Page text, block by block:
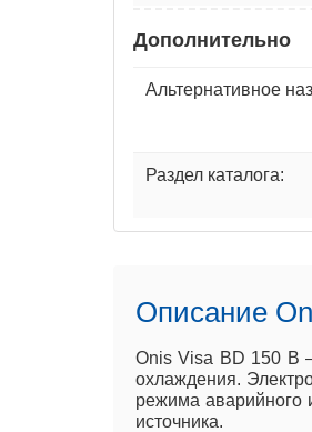
Дополнительно
Альтернативное
Раздел каталога:
Описание
Onis Visa BD 150 B
охлаждения.
режима аварийного
источника.